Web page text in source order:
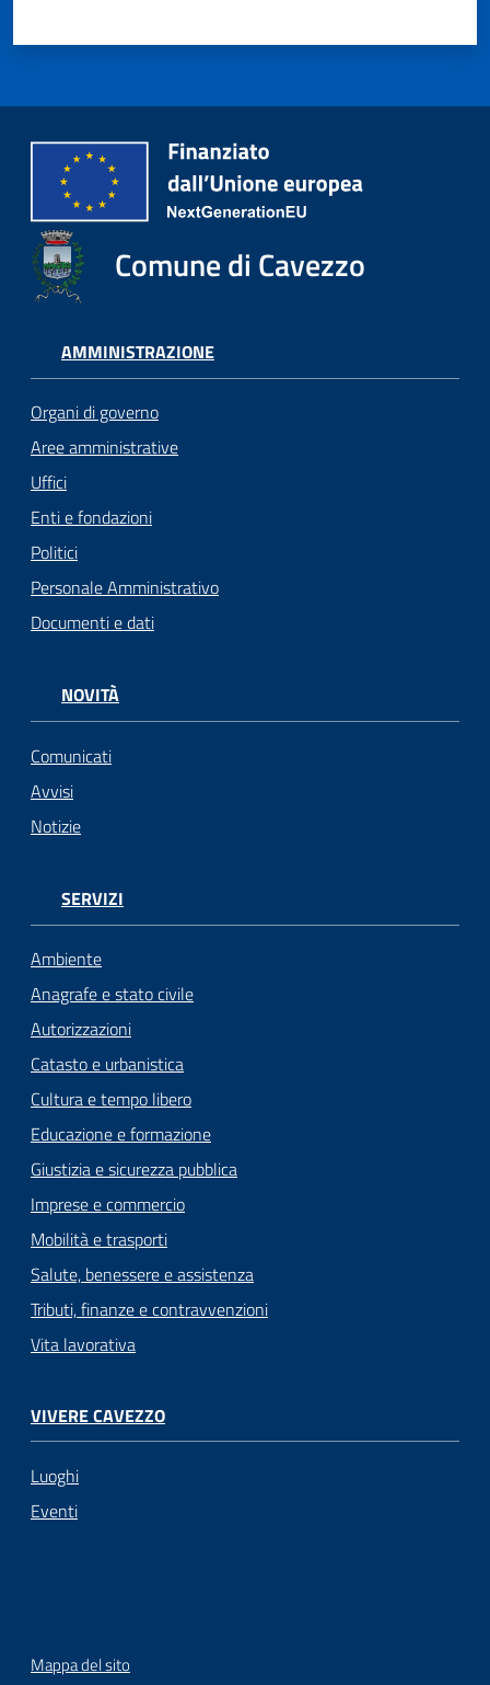
Comune di Cavezzo
AMMINISTRAZIONE
Organi di governo
Aree amministrative
Uffici
Enti e fondazioni
Politici
Personale Amministrativo
Documenti e dati
NOVITÀ
Comunicati
Avvisi
Notizie
SERVIZI
Ambiente
Anagrafe e stato civile
Autorizzazioni
Catasto e urbanistica
Cultura e tempo libero
Educazione e formazione
Giustizia e sicurezza pubblica
Imprese e commercio
Mobilità e trasporti
Salute, benessere e assistenza
Tributi, finanze e contravvenzioni
Vita lavorativa
VIVERE CAVEZZO
Luoghi
Eventi
Mappa del sito